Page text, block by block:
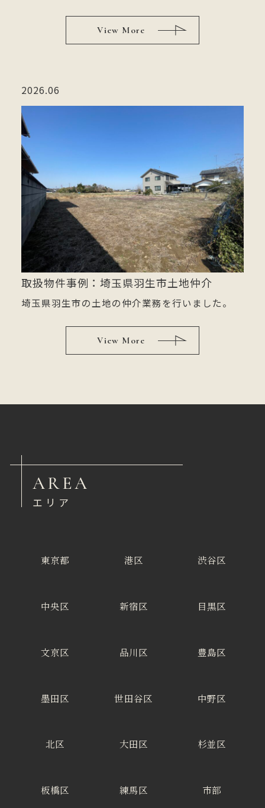
View More
2026.06
取扱物件事例：埼玉県羽生市土地仲介
埼玉県羽生市の土地の仲介業務を行いました。
View More
AREA
エリア
東京都 港区 渋谷区
中央区 新宿区 目黒区
文京区 品川区 豊島区
墨田区 世田谷区 中野区
北区 大田区 杉並区
板橋区 練馬区 市部